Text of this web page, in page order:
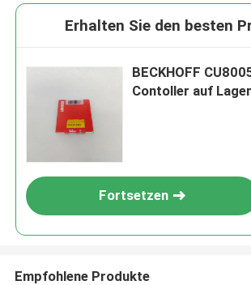
Erhalten Sie den besten
BECKHOFF
Contoller auf Lager
Fortsetzen
Empfohlene Produkte